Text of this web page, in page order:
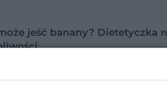
jeść banany? Dietetyczka